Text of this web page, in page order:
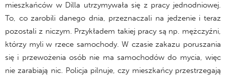
mieszkańców w Dilla utrzymywała się z pracy jednodniowej.
To, co zarobili danego dnia, przeznaczali na jedzenie i teraz
pozostali z niczym. Przykładem takiej pracy są np. mężczyźni,
którzy myli w rzece samochody. W czasie zakazu poruszania
się i przewożenia osób nie ma samochodów do mycia, więc
nie zarabiają nic. Policja pilnuje, czy mieszkańcy przestrzegają